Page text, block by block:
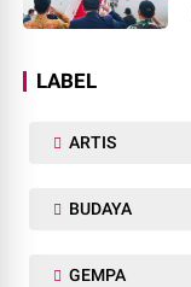
LABEL
ARTIS
BUDAYA
GEMPA